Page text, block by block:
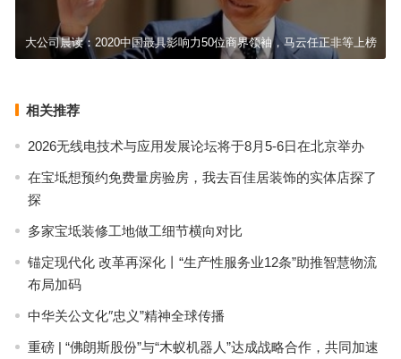
大公司晨读：2020中国最具影响力50位商界领袖，马云任正非等上榜
相关推荐
2026无线电技术与应用发展论坛将于8月5-6日在北京举办
在宝坻想预约免费量房验房，我去百佳居装饰的实体店探了
探
多家宝坻装修工地做工细节横向对比
锚定现代化 改革再深化丨“生产性服务业12条”助推智慧物流
布局加码
中华关公文化″忠义”精神全球传播
重磅 | “佛朗斯股份”与“木蚁机器人”达成战略合作，共同加速